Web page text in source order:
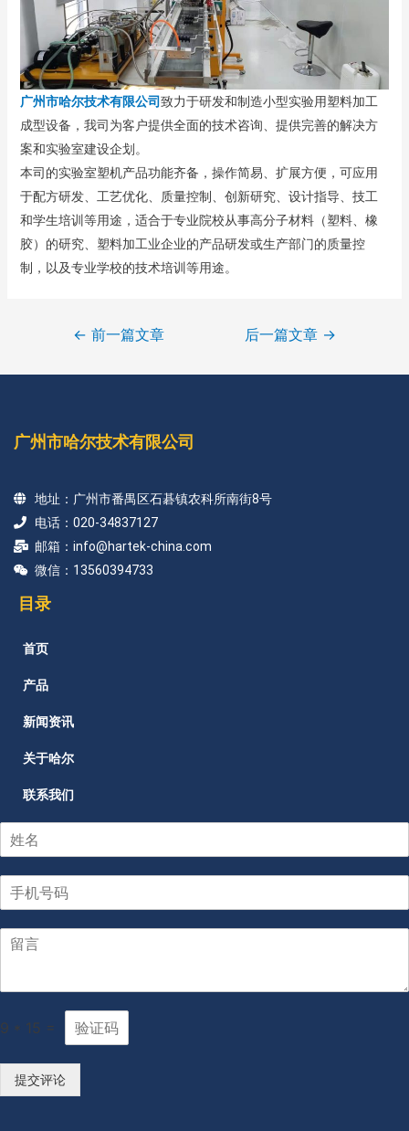
广州市哈尔技术有限公司致力于研发和制造小型实验用塑料加工
成型设备，我司为客户提供全面的技术咨询、提供完善的解决方
案和实验室建设企划。
本司的实验室塑机产品功能齐备，操作简易、扩展方便，可应用
于配方研发、工艺优化、质量控制、创新研究、设计指导、技工
和学生培训等用途，适合于专业院校从事高分子材料（塑料、橡
胶）的研究、塑料加工业企业的产品研发或生产部门的质量控
制，以及专业学校的技术培训等用途。
← 前一篇文章 后一篇文章 →
广州市哈尔技术有限公司
地址：广州市番禺区石碁镇农科所南街8号
电话：020-34837127
邮箱：info@hartek-china.com
微信：13560394733
目录
首页
产品
新闻资讯
关于哈尔
联系我们
9 * 15 =
提交评论